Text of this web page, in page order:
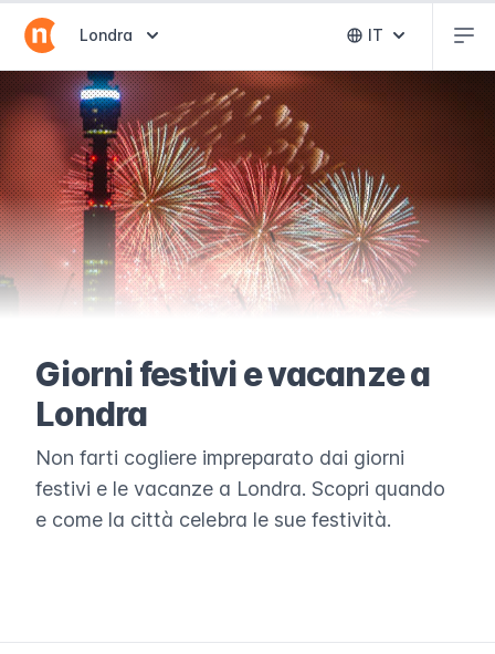
Abrir selector de destinos
Londra Abrir selector
IT
Giorni festivi e vacanze a
Londra
Non farti cogliere impreparato dai giorni
festivi e le vacanze a Londra. Scopri quando
e come la città celebra le sue festività.